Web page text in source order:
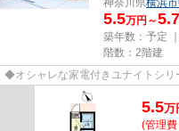
神奈川県横浜
5.5万円～5.7
築年数：予定
階数：2階建
◆オシャレな家電付きユナイトシ
5.5万
(管理